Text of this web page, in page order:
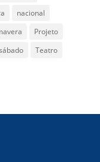
nacional
Projeto
Teatro